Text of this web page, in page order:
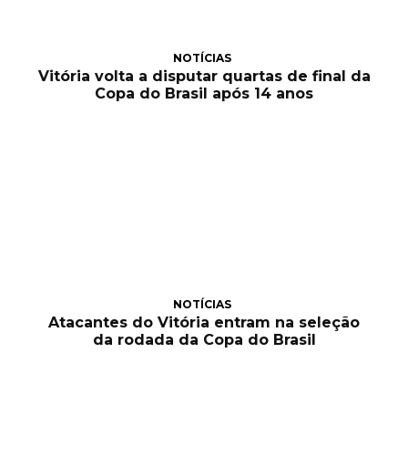
NOTÍCIAS
Vitória volta a disputar quartas de final da
Copa do Brasil após 14 anos
NOTÍCIAS
Atacantes do Vitória entram na seleção
da rodada da Copa do Brasil